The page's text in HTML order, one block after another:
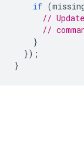
if (
//
//
}
});
}